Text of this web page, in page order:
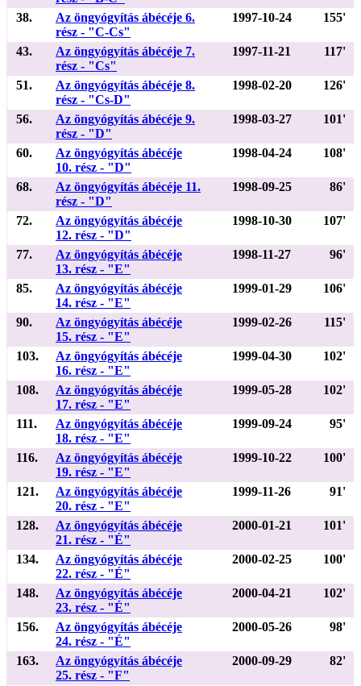
38.
Az öngyógyítás ábécéje 6.
rész - "C-Cs"
1997-10-24 155'
43.
Az öngyógyítás ábécéje 7.
rész - "Cs"
1997-11-21 117'
51.
Az öngyógyítás ábécéje 8.
rész - "Cs-D"
1998-02-20 126'
56.
Az öngyógyítás ábécéje 9.
rész - "D"
1998-03-27 101'
60.
Az öngyógyítás ábécéje
10. rész - "D"
1998-04-24 108'
68.
Az öngyógyítás ábécéje 11.
rész - "D"
1998-09-25 86'
72.
Az öngyógyítás ábécéje
12. rész - "D"
1998-10-30 107'
77.
Az öngyógyítás ábécéje
13. rész - "E"
1998-11-27 96'
85.
Az öngyógyítás ábécéje
14. rész - "E"
1999-01-29 106'
90.
Az öngyógyítás ábécéje
15. rész - "E"
1999-02-26 115'
103.
Az öngyógyítás ábécéje
16. rész - "E"
1999-04-30 102'
108.
Az öngyógyítás ábécéje
17. rész - "E"
1999-05-28 102'
111.
Az öngyógyítás ábécéje
18. rész - "E"
1999-09-24 95'
116.
Az öngyógyítás ábécéje
19. rész - "E"
1999-10-22 100'
121.
Az öngyógyítás ábécéje
20. rész - "E"
1999-11-26 91'
128.
Az öngyógyítás ábécéje
21. rész - "É"
2000-01-21 101'
134.
Az öngyógyítás ábécéje
22. rész - "É"
2000-02-25 100'
148.
Az öngyógyítás ábécéje
23. rész - "É"
2000-04-21 102'
156.
Az öngyógyítás ábécéje
24. rész - "É"
2000-05-26 98'
163.
Az öngyógyítás ábécéje
25. rész - "F"
2000-09-29 82'